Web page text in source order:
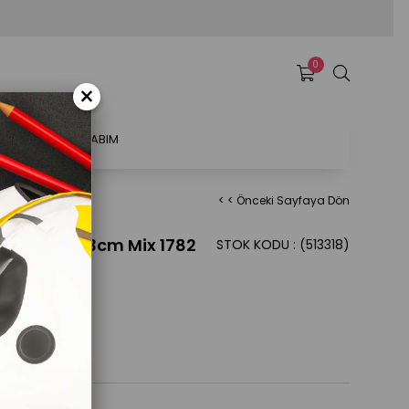
0
HESABIM
< < Önceki Sayfaya Dön
- 1-2-3cm Mix 1782 (513318)
STOK KODU
×